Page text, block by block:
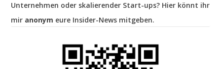
Unternehmen oder skalierender Start-ups? Hier könnt ihr
mir anonym eure Insider-News mitgeben.